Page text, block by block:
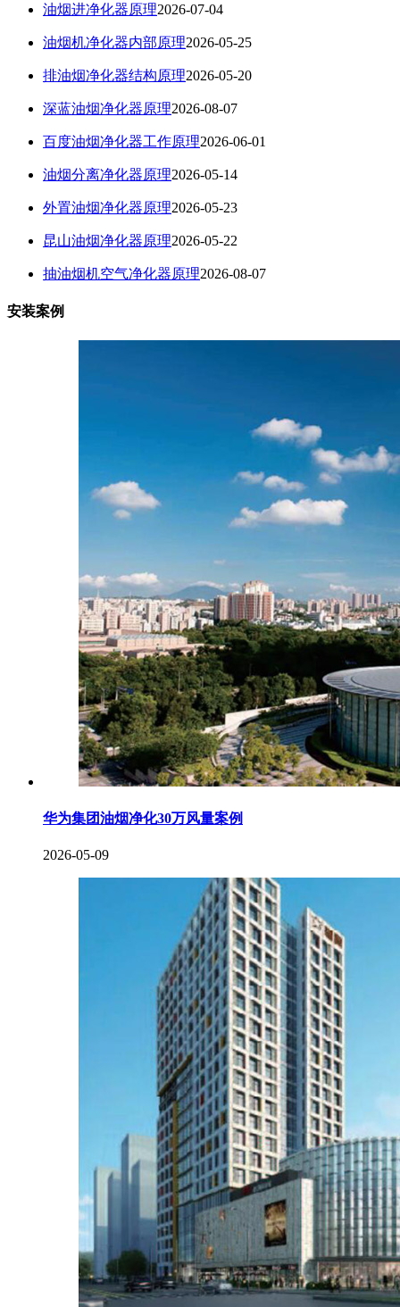
油烟进净化器原理2026-07-04
油烟机净化器内部原理2026-05-25
排油烟净化器结构原理2026-05-20
深蓝油烟净化器原理2026-08-07
百度油烟净化器工作原理2026-06-01
油烟分离净化器原理2026-05-14
外置油烟净化器原理2026-05-23
昆山油烟净化器原理2026-05-22
抽油烟机空气净化器原理2026-08-07
安装案例
华为集团油烟净化30万风量案例
2026-05-09